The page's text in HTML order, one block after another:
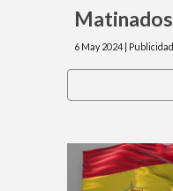
Matinados
6 May2024 | Publicidad